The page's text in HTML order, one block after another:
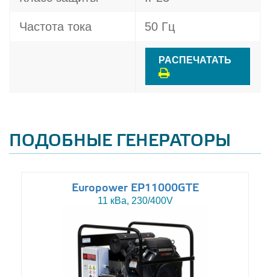
Частота тока 50 Гц
РАСПЕЧАТАТЬ
ПОДОБНЫЕ ГЕНЕРАТОРЫ
Europower EP11000GTE
11 кВа, 230/400V